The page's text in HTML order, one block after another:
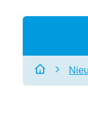
Startpagina